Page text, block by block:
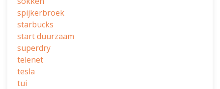
spijkerbroek
starbucks
start duurzaam
superdry
telenet
tesla
tui